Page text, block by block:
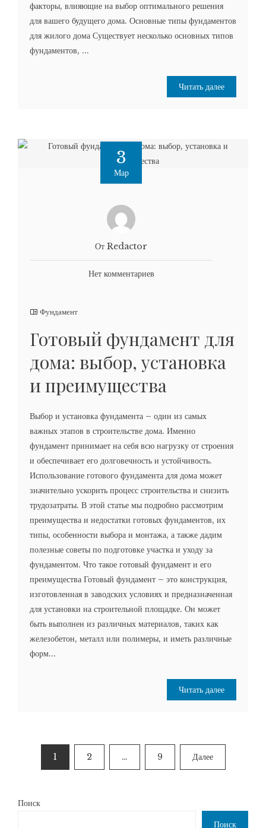
факторы, влияющие на выбор оптимального решения
для вашего будущего дома. Основные типы фундаментов
для жилого дома Существует несколько основных типов
фундаментов, ...
Читать далее
3
Мар
От Redactor
Нет комментариев
Фундамент
Готовый фундамент для
дома: выбор, установка
и преимущества
Выбор и установка фундамента – один из самых
важных этапов в строительстве дома. Именно
фундамент принимает на себя всю нагрузку от строения
и обеспечивает его долговечность и устойчивость.
Использование готового фундамента для дома может
значительно ускорить процесс строительства и снизить
трудозатраты. В этой статье мы подробно рассмотрим
преимущества и недостатки готовых фундаментов, их
типы, особенности выбора и монтажа, а также дадим
полезные советы по подготовке участка и уходу за
фундаментом. Что такое готовый фундамент и его
преимущества Готовый фундамент – это конструкция,
изготовленная в заводских условиях и предназначенная
для установки на строительной площадке. Он может
быть выполнен из различных материалов, таких как
железобетон, металл или полимеры, и иметь различные
форм...
Читать далее
Пагинация
записей
1 2 … 9 Далее
Поиск
Поиск